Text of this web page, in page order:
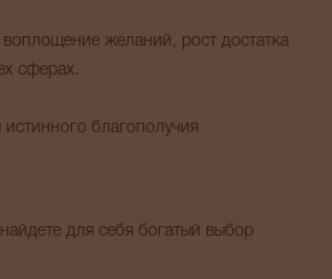
желаний, рост достатка
сферах.
благополучия
для себя богатый выбор